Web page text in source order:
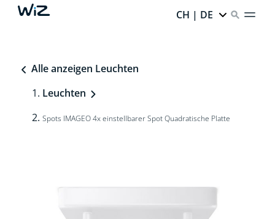
CH | DE
Alle anzeigen Leuchten
Leuchten
Spots IMAGEO 4x einstellbarer Spot Quadratische Platte